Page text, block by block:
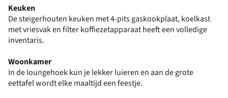
Keuken
De steigerhouten keuken met 4-pits gaskookplaat, koelkast
met vriesvak en filter koffiezetapparaat heeft een volledige
inventaris.
Woonkamer
In de loungehoek kun je lekker luieren en aan de grote
eettafel wordt elke maaltijd een feestje.